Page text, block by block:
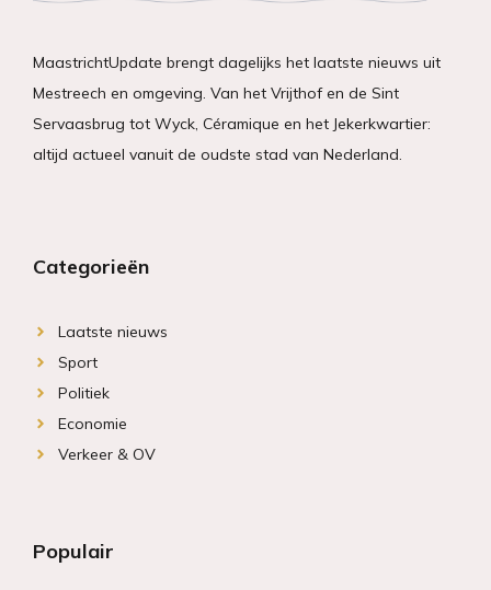
MaastrichtUpdate brengt dagelijks het laatste nieuws uit
Mestreech en omgeving. Van het Vrijthof en de Sint
Servaasbrug tot Wyck, Céramique en het Jekerkwartier:
altijd actueel vanuit de oudste stad van Nederland.
Categorieën
Laatste nieuws
Sport
Politiek
Economie
Verkeer & OV
Populair